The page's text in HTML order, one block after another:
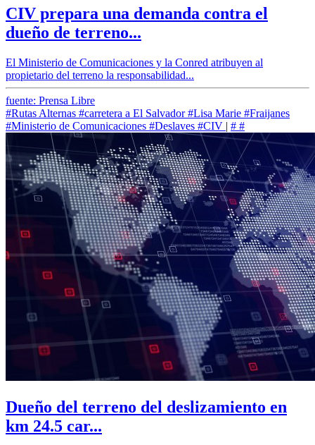
CIV prepara una demanda contra el
dueño de terreno...
El Ministerio de Comunicaciones y la Conred atribuyen al
propietario del terreno la responsabilidad...
fuente: Prensa Libre
#Rutas Alternas #carretera a El Salvador #Lisa Marie #Fraijanes
#Ministerio de Comunicaciones #Deslaves #CIV | # #
Dueño del terreno del deslizamiento en
km 24.5 car...